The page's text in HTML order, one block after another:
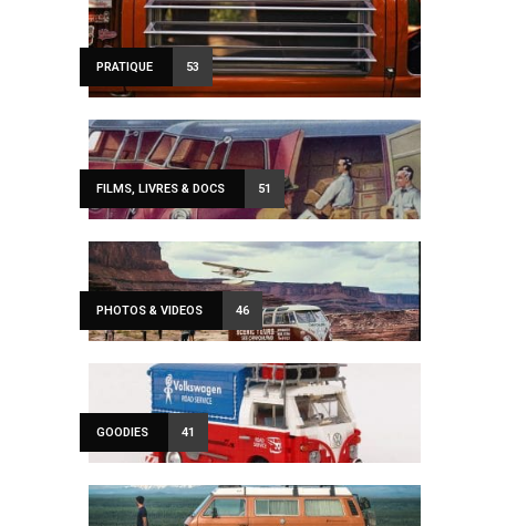
PRATIQUE 53
FILMS, LIVRES & DOCS 51
PHOTOS & VIDEOS 46
GOODIES 41